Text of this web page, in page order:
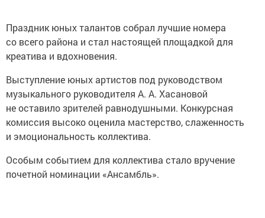
Праздник юных талантов собрал лучшие номера
со всего района и стал настоящей площадкой для
креатива и вдохновения.
Выступление юных артистов под руководством
музыкального руководителя А. А. Хасановой
не оставило зрителей равнодушными. Конкурсная
комиссия высоко оценила мастерство, слаженность
и эмоциональность коллектива.
Особым событием для коллектива стало вручение
почетной номинации «Ансамбль».